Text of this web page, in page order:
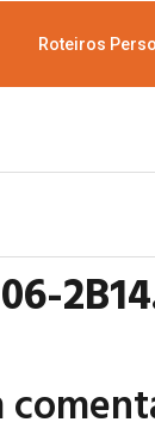
Roteiros